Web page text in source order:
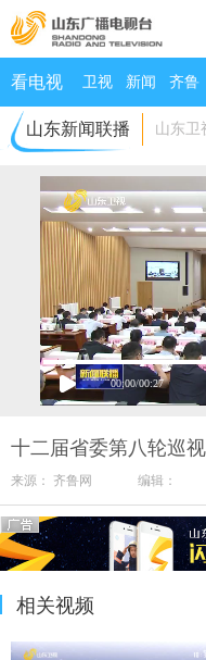
看电视 卫视 新闻 齐鲁
山东新闻联播 山东卫
00:00/00:27
十二届省委第八轮巡
来源： 齐鲁网 编辑：
相关视频